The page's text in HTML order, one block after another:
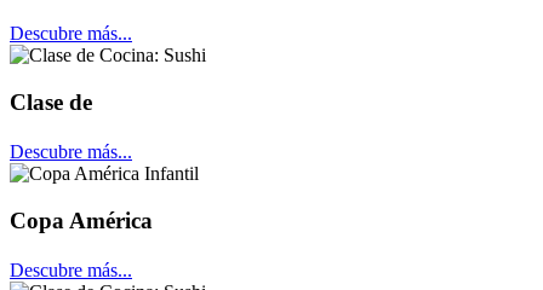
Descubre más...
Clase de
Descubre más...
Copa América
Descubre más...